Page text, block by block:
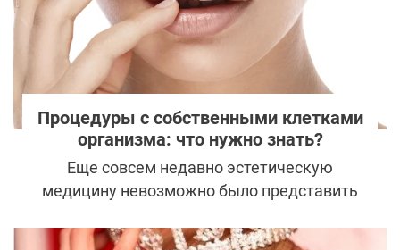
Процедуры с собственными клетками
организма: что нужно знать?
Еще совсем недавно эстетическую
медицину невозможно было представить
препаратов. Сегодня тенденции быстро